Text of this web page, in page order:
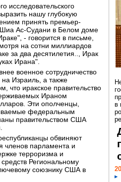
исследовательского
нашу глубокую
принять премьер-
Ас-Судани в Белом доме
- говорится в письме,
на сотни миллиардов
за два десятилетия.., Ирак
Ирана".
военное сотрудничество
Израиль, а также
что иракское правительство
Ираном
Эти ополченцы,
федеральным
правительством США
обвиняют
членов парламента и
терроризма и
Региональному
союзнику США в
в